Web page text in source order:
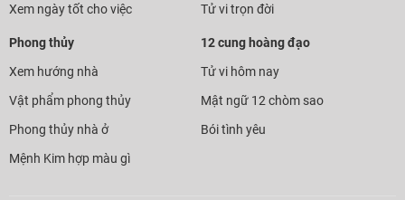
Xem ngày tốt cho việc
Tử vi trọn đời
Phong thủy
Xem hướng nhà
Vật phẩm phong thủy
Phong thủy nhà ở
Mệnh Kim hợp màu gì
12 cung hoàng đạo
Tử vi hôm nay
Mật ngữ 12 chòm sao
Bói tình yêu